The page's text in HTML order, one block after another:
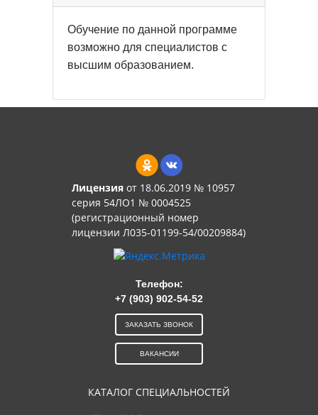
Обучение по данной программе
возможно для специалистов с
высшим образованием.
Лицензияот 18.06.2019 № 10957
серия 54ЛО1 № 0004525
(регистрационный номер
лицензии Л035-01199-54/00209884)
КАТАЛОГ СПЕЦИАЛЬНОСТЕЙ
Телефон:
+7 (903) 902-54-52
ЗАКАЗАТЬ ЗВОНОК
ВАКАНСИИ